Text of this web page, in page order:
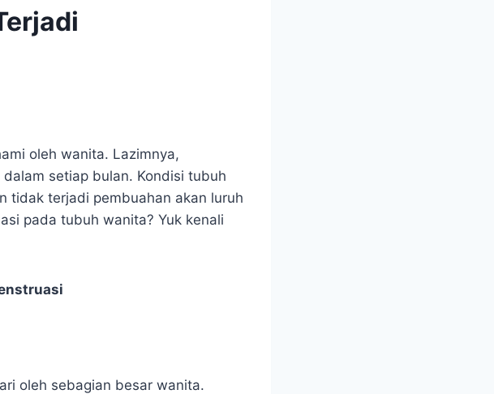
oleh wanita. Lazimnya,
setiap bulan. Kondisi tubuh
tidak terjadi pembuahan akan luruh
pada tubuh wanita? Yuk kenali
oleh sebagian besar wanita.